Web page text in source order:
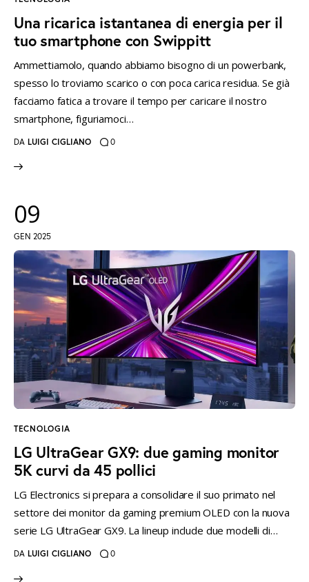
Una ricarica istantanea di energia per il
tuo smartphone con Swippitt
Ammettiamolo, quando abbiamo bisogno di un powerbank,
spesso lo troviamo scarico o con poca carica residua. Se già
facciamo fatica a trovare il tempo per caricare il nostro
smartphone, figuriamoci…
DA LUIGI CIGLIANO 0
09
GEN 2025
TECNOLOGIA
LG UltraGear GX9: due gaming monitor
5K curvi da 45 pollici
LG Electronics si prepara a consolidare il suo primato nel
settore dei monitor da gaming premium OLED con la nuova
serie LG UltraGear GX9. La lineup include due modelli di…
DA LUIGI CIGLIANO 0